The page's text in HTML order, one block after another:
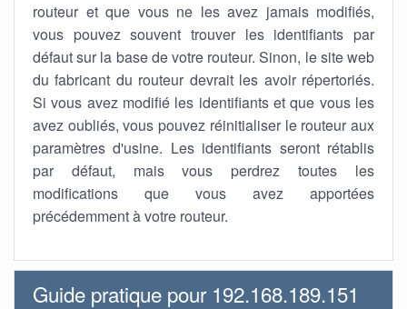
routeur et que vous ne les avez jamais modifiés,
vous pouvez souvent trouver les identifiants par
défaut sur la base de votre routeur. Sinon, le site web
du fabricant du routeur devrait les avoir répertoriés.
Si vous avez modifié les identifiants et que vous les
avez oubliés, vous pouvez réinitialiser le routeur aux
paramètres d'usine. Les identifiants seront rétablis
par défaut, mais vous perdrez toutes les
modifications que vous avez apportées
précédemment à votre routeur.
Guide pratique pour 192.168.189.151